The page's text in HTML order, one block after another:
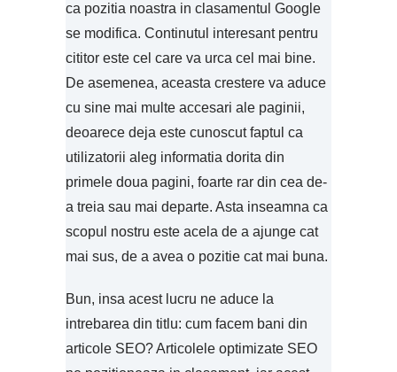
ca pozitia noastra in clasamentul Google
se modifica. Continutul interesant pentru
cititor este cel care va urca cel mai bine.
De asemenea, aceasta crestere va aduce
cu sine mai multe accesari ale paginii,
deoarece deja este cunoscut faptul ca
utilizatorii aleg informatia dorita din
primele doua pagini, foarte rar din cea de-
a treia sau mai departe. Asta inseamna ca
scopul nostru este acela de a ajunge cat
mai sus, de a avea o pozitie cat mai buna.
Bun, insa acest lucru ne aduce la
intrebarea din titlu: cum facem bani din
articole SEO? Articolele optimizate SEO